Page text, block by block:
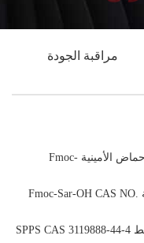
مراقبة الجودة
دواء الببتيد الفموي إيكوتروكينارا مشتقات الأحماض الأمينية Fmoc-
إيكوتروكينرا KSM مشتقات الأحماض الأمينية Fmoc-Sar-OH CAS NO.